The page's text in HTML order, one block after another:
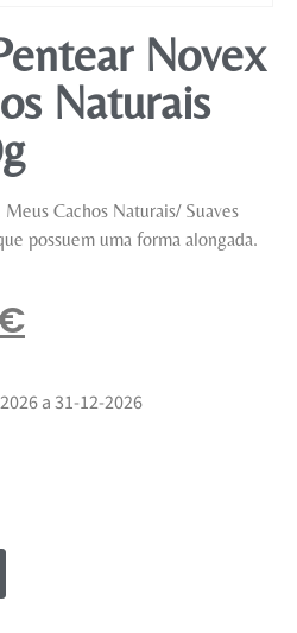
Novex
Naturais
Cachos Naturais/ Suaves
possuem uma forma alongada.
a 31-12-2026